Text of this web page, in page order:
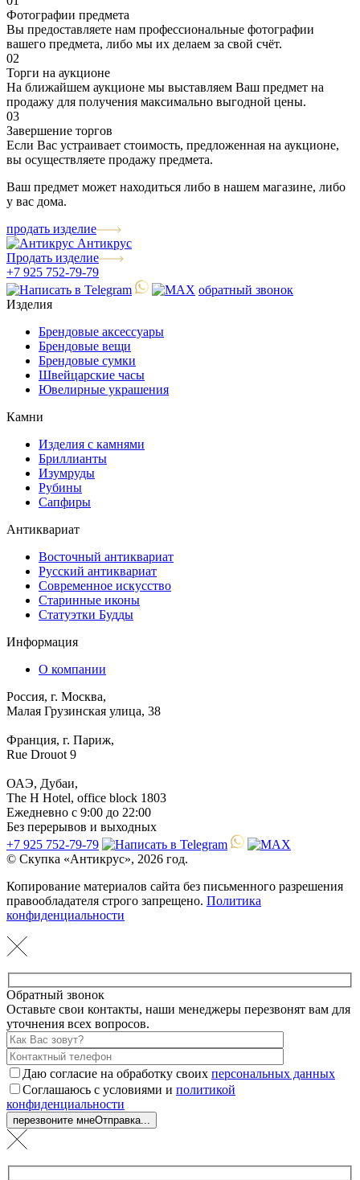
Фотографии предмета
Вы предоставляете нам профессиональные фотографии
вашего предмета, либо мы их делаем за свой счёт.
02
Торги на аукционе
На ближайшем аукционе мы выставляем Ваш предмет на
продажу для получения максимально выгодной цены.
03
Завершение торгов
Если Вас устраивает стоимость, предложенная на аукционе,
вы осуществляете продажу предмета.
Ваш предмет может находиться либо в нашем магазине, либо
у вас дома.
продать изделие
Антикрус
Продать изделие
+7 925 752-79-79
обратный звонок
Изделия
Брендовые аксессуары
Брендовые вещи
Брендовые сумки
Швейцарские часы
Ювелирные украшения
Камни
Изделия с камнями
Бриллианты
Изумруды
Рубины
Сапфиры
Антиквариат
Восточный антиквариат
Русский антиквариат
Современное искусство
Старинные иконы
Статуэтки Будды
Информация
О компании
Россия, г. Москва,
Малая Грузинская улица, 38
Франция, г. Париж,
Rue Drouot 9
ОАЭ, Дубаи,
The H Hotel, office block 1803
Ежедневно с 9:00 до 22:00
Без перерывов и выходных
+7 925 752-79-79
© Скупка «Антикрус», 2026 год.
Копирование материалов сайта без письменного разрешения
правообладателя строго запрещено. Политика
конфиденциальности
Обратный звонок
Оставьте свои контакты, наши менеджеры перезвонят вам для
уточнения всех вопросов.
Даю согласие на обработку своих персональных данных
Соглашаюсь с условиями и политикой
конфиденциальности
перезвоните мнеОтправка...